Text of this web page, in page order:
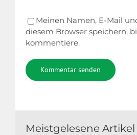
Meinen Namen, E-Mail
diesem Browser speichern,
kommentiere.
Meistgelesene Artikel